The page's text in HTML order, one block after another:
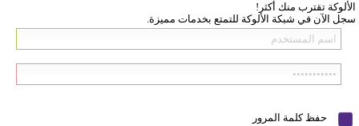
الألوكة تقترب منك أكثر!
سجل الآن في شبكة الألوكة للتمتع بخدمات مميزة.
حفظ كلمة المرور